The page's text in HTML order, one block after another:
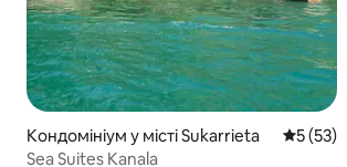
Кондомініум у місті Sukarrieta
5 (53)
Sea Suites Kanala